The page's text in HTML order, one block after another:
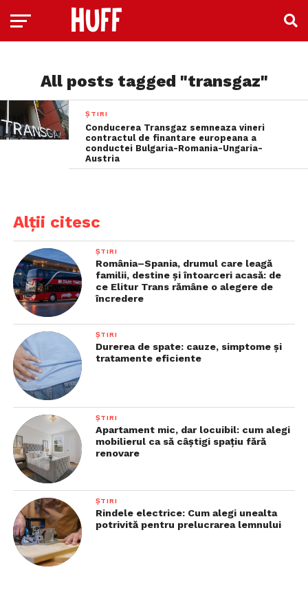
All posts tagged "transgaz"
ȘTIRI
Conducerea Transgaz semneaza vineri
contractul de finantare europeana a
conductei Bulgaria-Romania-Ungaria-
Austria
Alții citesc
ȘTIRI
România–Spania, drumul care leagă
familii, destine și întoarceri acasă: de
ce Elitur Trans rămâne o alegere de
încredere
ȘTIRI
Durerea de spate: cauze, simptome și
tratamente eficiente
ȘTIRI
Apartament mic, dar locuibil: cum alegi
mobilierul ca să câștigi spațiu fără
renovare
ȘTIRI
Rindele electrice: Cum alegi unealta
potrivită pentru prelucrarea lemnului